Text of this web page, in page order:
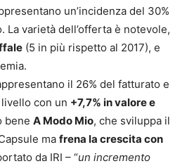
un’incidenza del 30%
La varietà dell’offerta è notevole,
(5 in più rispetto al 2017), e
il 26% del fatturato e
con un +7,7% in valore e
bene A Modo Mio, che sviluppa il
ma frena la crescita con
da IRI – “un incremento